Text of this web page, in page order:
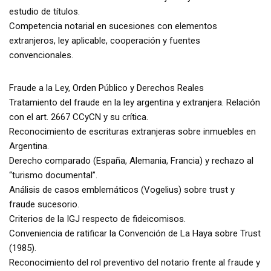
estudio de títulos.
Competencia notarial en sucesiones con elementos
extranjeros, ley aplicable, cooperación y fuentes
convencionales.
Fraude a la Ley, Orden Público y Derechos Reales
Tratamiento del fraude en la ley argentina y extranjera. Relación
con el art. 2667 CCyCN y su crítica.
Reconocimiento de escrituras extranjeras sobre inmuebles en
Argentina.
Derecho comparado (España, Alemania, Francia) y rechazo al
“turismo documental”.
Análisis de casos emblemáticos (Vogelius) sobre trust y
fraude sucesorio.
Criterios de la IGJ respecto de fideicomisos.
Conveniencia de ratificar la Convención de La Haya sobre Trust
(1985).
Reconocimiento del rol preventivo del notario frente al fraude y